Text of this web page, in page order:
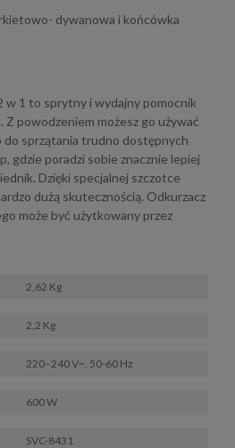
dywanowa i końcówka
w 1 to sprytny i wydajny pomocnik
powodzeniem możesz go używać
do sprzątania trudno dostępnych
gdzie poradzi sobie znacznie lepiej
Dzięki specjalnej szczotce
dużą skutecznością. Odkurzacz
może być użytkowany przez
2,62 Kg
2,2 Kg
220–240 V~, 50-60 Hz
600 W
SVC-8431